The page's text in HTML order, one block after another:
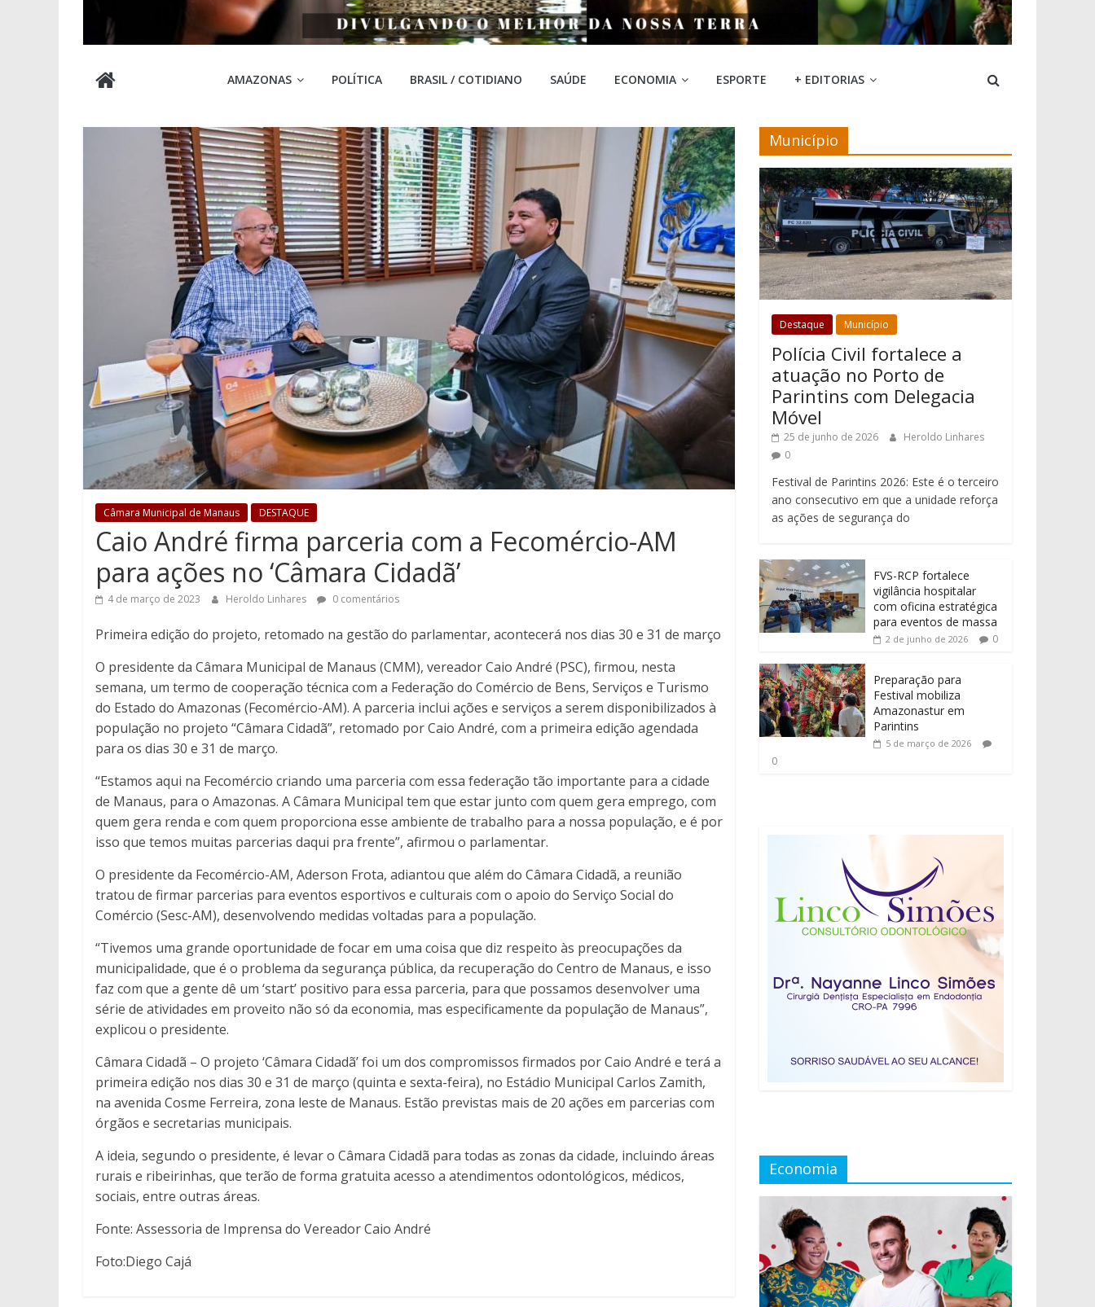
Cabocla
AMAZONAS POLÍTICA BRASIL / COTIDIANO SAÚDE ECONOMIA ESPORTE + EDITORIAS
Câmara Municipal de Manaus DESTAQUE
Caio André firma parceria com a Fecomércio-AM
para ações no ‘Câmara Cidadã’
4 de março de 2023 Heroldo Linhares 0 comentários
Primeira edição do projeto, retomado na gestão do parlamentar, acontecerá nos dias 30 e 31 de março
O presidente da Câmara Municipal de Manaus (CMM), vereador Caio André (PSC), firmou, nesta
semana, um termo de cooperação técnica com a Federação do Comércio de Bens, Serviços e Turismo
do Estado do Amazonas (Fecomércio-AM). A parceria inclui ações e serviços a serem disponibilizados à
população no projeto “Câmara Cidadã”, retomado por Caio André, com a primeira edição agendada
para os dias 30 e 31 de março.
“Estamos aqui na Fecomércio criando uma parceria com essa federação tão importante para a cidade
de Manaus, para o Amazonas. A Câmara Municipal tem que estar junto com quem gera emprego, com
quem gera renda e com quem proporciona esse ambiente de trabalho para a nossa população, e é por
isso que temos muitas parcerias daqui pra frente”, afirmou o parlamentar.
O presidente da Fecomércio-AM, Aderson Frota, adiantou que além do Câmara Cidadã, a reunião
tratou de firmar parcerias para eventos esportivos e culturais com o apoio do Serviço Social do
Comércio (Sesc-AM), desenvolvendo medidas voltadas para a população.
“Tivemos uma grande oportunidade de focar em uma coisa que diz respeito às preocupações da
municipalidade, que é o problema da segurança pública, da recuperação do Centro de Manaus, e isso
faz com que a gente dê um ‘start’ positivo para essa parceria, para que possamos desenvolver uma
série de atividades em proveito não só da economia, mas especificamente da população de Manaus”,
explicou o presidente.
Câmara Cidadã – O projeto ‘Câmara Cidadã’ foi um dos compromissos firmados por Caio André e terá a
primeira edição nos dias 30 e 31 de março (quinta e sexta-feira), no Estádio Municipal Carlos Zamith,
na avenida Cosme Ferreira, zona leste de Manaus. Estão previstas mais de 20 ações em parcerias com
órgãos e secretarias municipais.
A ideia, segundo o presidente, é levar o Câmara Cidadã para todas as zonas da cidade, incluindo áreas
rurais e ribeirinhas, que terão de forma gratuita acesso a atendimentos odontológicos, médicos,
sociais, entre outras áreas.
Fonte: Assessoria de Imprensa do Vereador Caio André
Foto:Diego Cajá
Município
Destaque Município
Polícia Civil fortalece a
atuação no Porto de
Parintins com Delegacia
Móvel
25 de junho de 2026
Heroldo Linhares
0
Festival de Parintins 2026: Este é o terceiro
ano consecutivo em que a unidade reforça
as ações de segurança do
FVS-RCP fortalece
vigilância hospitalar
com oficina estratégica
para eventos de massa
2 de junho de 2026 0
Preparação para
Festival mobiliza
Amazonastur em
Parintins
5 de março de 2026
0
Economia